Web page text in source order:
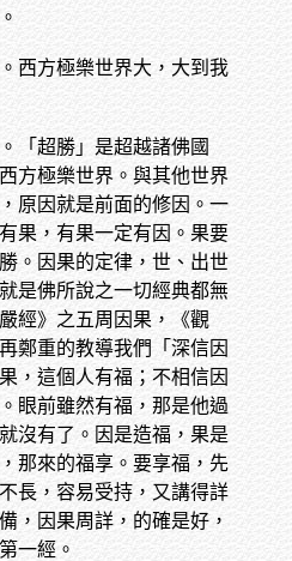
西方極樂世界大，大到我
「超勝」是超越諸佛國
方極樂世界。與其他世界
原因就是前面的修因。一
果，有果一定有因。果要
。因果的定律，世、出世
是佛所說之一切經典都無
經》之五周因果，《觀
鄭重的教導我們「深信因
，這個人有福；不相信因
眼前雖然有福，那是他過
沒有了。因是造福，果是
那來的福享。要享福，先
長，容易受持，又講得詳
，因果周詳，的確是好，
一經。